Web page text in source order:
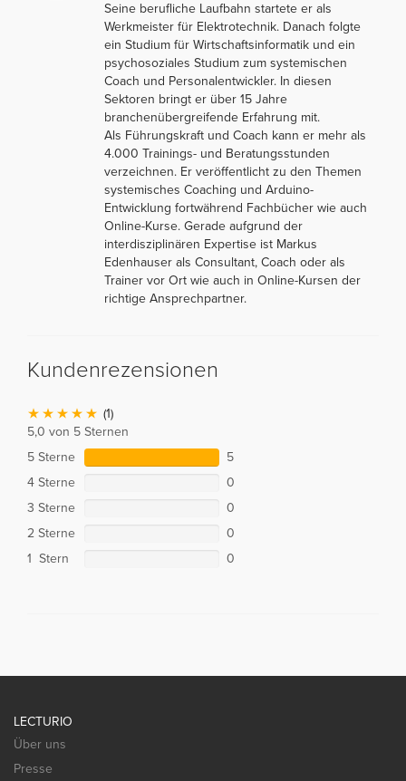
Seine berufliche Laufbahn startete er als
Werkmeister für Elektrotechnik. Danach folgte
ein Studium für Wirtschaftsinformatik und ein
psychosoziales Studium zum systemischen
Coach und Personalentwickler. In diesen
Sektoren bringt er über 15 Jahre
branchenübergreifende Erfahrung mit.
Als Führungskraft und Coach kann er mehr als
4.000 Trainings- und Beratungsstunden
verzeichnen. Er veröffentlicht zu den Themen
systemisches Coaching und Arduino-
Entwicklung fortwährend Fachbücher wie auch
Online-Kurse. Gerade aufgrund der
interdisziplinären Expertise ist Markus
Edenhauser als Consultant, Coach oder als
Trainer vor Ort wie auch in Online-Kursen der
richtige Ansprechpartner.
Kundenrezensionen
(1)
5,0 von 5 Sternen
5 Sterne
5
4 Sterne
0
3 Sterne
0
2 Sterne
0
1 Stern
0
LECTURIO
Über uns
Presse